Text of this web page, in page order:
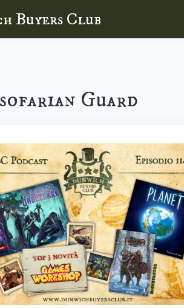
Buyers Club
Guard